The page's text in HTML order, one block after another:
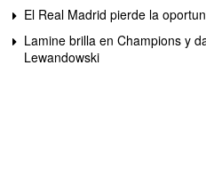
El Real Madrid pierde la
Lamine brilla en Champions y
Lewandowski